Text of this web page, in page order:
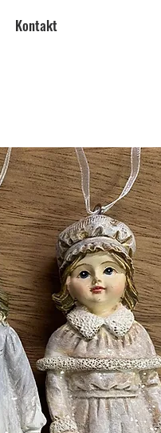
Kontakt